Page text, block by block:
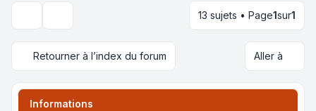
13 sujets • Page1sur1
Retourner à l’index du forum Aller à
Informations